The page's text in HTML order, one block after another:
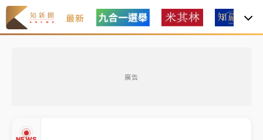
最新
廣告
中信慈善基金會想增加董事人數！辜仲諒向法院聲請遭